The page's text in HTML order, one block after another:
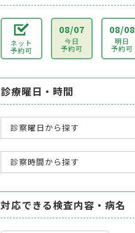
ネット
予約可
08/07
今日
予約可
08/08
明日
予約可
診療曜日・時間
診察曜日から探す
診察時間から探す
対応できる検査内容・病名